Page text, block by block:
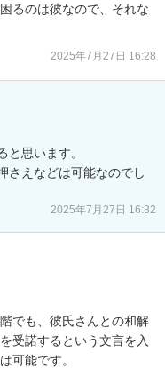
るのは彼なので、それな
2025年7月27日 16:28
と思います。
さえなどは可能なのでし
2025年7月27日 16:32
でも、彼氏さんとの和解
受諾するという文言を入
可能です。